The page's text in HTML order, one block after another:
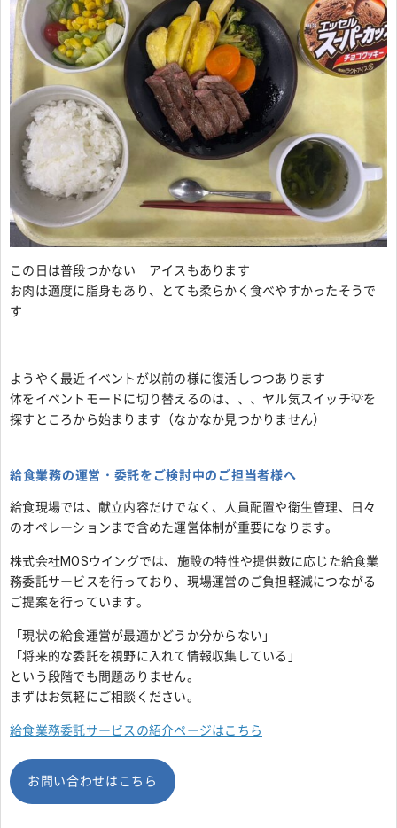
この日は普段つかない アイスもあります
お肉は適度に脂身もあり、とても柔らかく食べやすかったそうで
す
ようやく最近イベントが以前の様に復活しつつあります
体をイベントモードに切り替えるのは、、、ヤル気スイッチ💡を
探すところから始まります（なかなか見つかりません）
給食業務の運営・委託をご検討中のご担当者様へ
給食現場では、献立内容だけでなく、人員配置や衛生管理、日々
のオペレーションまで含めた運営体制が重要になります。
株式会社MOSウイングでは、施設の特性や提供数に応じた給食業
務委託サービスを行っており、現場運営のご負担軽減につながる
ご提案を行っています。
「現状の給食運営が最適かどうか分からない」
「将来的な委託を視野に入れて情報収集している」
という段階でも問題ありません。
まずはお気軽にご相談ください。
給食業務委託サービスの紹介ページはこちら
お問い合わせはこちら